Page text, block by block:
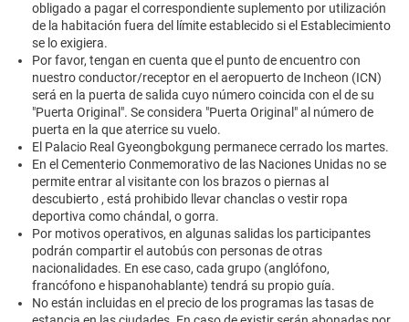
obligado a pagar el correspondiente suplemento por utilización
de la habitación fuera del límite establecido si el Establecimiento
se lo exigiera.
Por favor, tengan en cuenta que el punto de encuentro con
nuestro conductor/receptor en el aeropuerto de Incheon (ICN)
será en la puerta de salida cuyo número coincida con el de su
"Puerta Original". Se considera "Puerta Original" al número de
puerta en la que aterrice su vuelo.
El Palacio Real Gyeongbokgung permanece cerrado los martes.
En el Cementerio Conmemorativo de las Naciones Unidas no se
permite entrar al visitante con los brazos o piernas al
descubierto , está prohibido llevar chanclas o vestir ropa
deportiva como chándal, o gorra.
Por motivos operativos, en algunas salidas los participantes
podrán compartir el autobús con personas de otras
nacionalidades. En ese caso, cada grupo (anglófono,
francófono e hispanohablante) tendrá su propio guía.
No están incluidas en el precio de los programas las tasas de